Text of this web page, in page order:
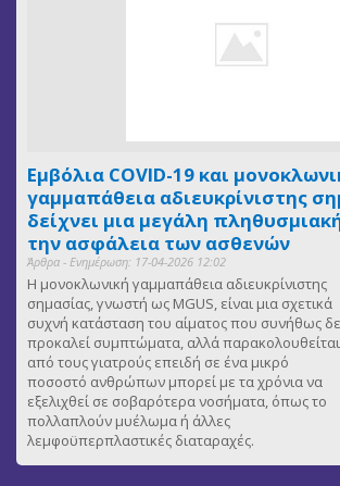
Εμβόλια COVID-19 και
γαμμαπάθεια αδιευκρίνιστης
δείχνει μια μεγάλη
την ασφάλεια των ασθενών
Άρθρα - Ενημέρωση: 17-04-2026 12:02
Η μονοκλωνική γαμμαπάθεια αδιευκρίνιστης
σημασίας, γνωστή ως MGUS, είναι μια σχετικά
συχνή κατάσταση του αίματος που συνήθως
προκαλεί συμπτώματα, αλλά παρακολουθείται
από τους γιατρούς επειδή σε ένα μικρό
ποσοστό ανθρώπων μπορεί με τα χρόνια να
εξελιχθεί σε σοβαρότερα νοσήματα, όπως το
πολλαπλούν μυέλωμα ή άλλες
λεμφοϋπερπλαστικές διαταραχές.